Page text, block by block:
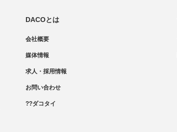
DACOとは
会社概要
媒体情報
求人・採用情報
お問い合わせ
??ダコタイ